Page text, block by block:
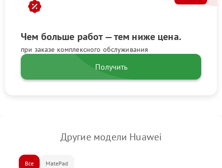
Чем больше работ — тем ниже цена.
при заказе комплексного обслуживания
Получить
Другие модели Huawei
Все MatePad